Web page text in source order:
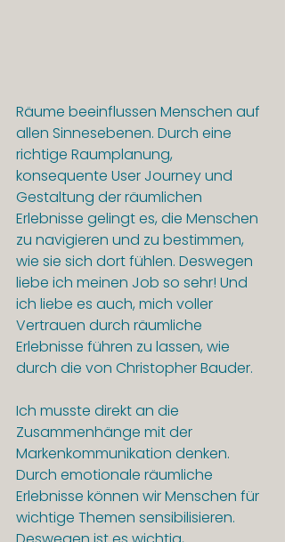
Räume beeinflussen Menschen auf
allen Sinnesebenen. Durch eine
richtige Raumplanung,
konsequente User Journey und
Gestaltung der räumlichen
Erlebnisse gelingt es, die Menschen
zu navigieren und zu bestimmen,
wie sie sich dort fühlen. Deswegen
liebe ich meinen Job so sehr! Und
ich liebe es auch, mich voller
Vertrauen durch räumliche
Erlebnisse führen zu lassen, wie
durch die von Christopher Bauder.
Ich musste direkt an die
Zusammenhänge mit der
Markenkommunikation denken.
Durch emotionale räumliche
Erlebnisse können wir Menschen für
wichtige Themen sensibilisieren.